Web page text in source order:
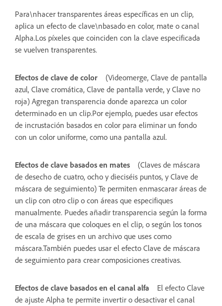
Para\nhacer transparentes áreas específicas en un clip,
aplica un efecto de clave\nbasado en color, mate o canal
Alpha.Los píxeles que coinciden con la clave especificada
se vuelven transparentes.
Efectos de clave de color
(Videomerge, Clave de pantalla
azul, Clave cromática, Clave de pantalla verde, y Clave no
roja) Agregan transparencia donde aparezca un color
determinado en un clip.Por ejemplo, puedes usar efectos
de incrustación basados en color para eliminar un fondo
con un color uniforme, como una pantalla azul.
Efectos de clave basados en mates
(Claves de máscara
de desecho de cuatro, ocho y dieciséis puntos, y Clave de
máscara de seguimiento) Te permiten enmascarar áreas de
un clip con otro clip o con áreas que especifiques
manualmente. Puedes añadir transparencia según la forma
de una máscara que coloques en el clip, o según los tonos
de escala de grises en un archivo que uses como
máscara.También puedes usar el efecto Clave de máscara
de seguimiento para crear composiciones creativas.
Efectos de clave basados en el canal alfa
El efecto Clave
de ajuste Alpha te permite invertir o desactivar el canal